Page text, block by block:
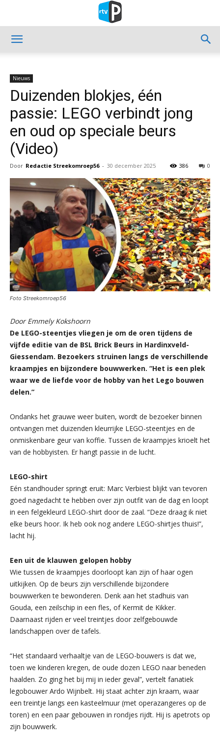
Nieuws
Duizenden blokjes, één
passie: LEGO verbindt jong
en oud op speciale beurs
(Video)
Door Redactie Streekomroep56 - 30 december 2025 0
386
Foto Streekomroep56
Door Emmely Kokshoorn
De LEGO-steentjes vliegen je om de oren tijdens de
vijfde editie van de BSL Brick Beurs in Hardinxveld-
Giessendam. Bezoekers struinen langs de verschillende
kraampjes en bijzondere bouwwerken. “Het is een plek
waar we de liefde voor de hobby van het Lego bouwen
delen.”
Ondanks het grauwe weer buiten, wordt de bezoeker binnen
ontvangen met duizenden kleurrijke LEGO-steentjes en de
onmiskenbare geur van koffie. Tussen de kraampjes krioelt het
van de hobbyisten. Er hangt passie in de lucht.
LEGO-shirt
Eén standhouder springt eruit: Marc Verbiest blijkt van tevoren
goed nagedacht te hebben over zijn outfit van de dag en loopt
in een felgekleurd LEGO-shirt door de zaal. “Deze draag ik niet
elke beurs hoor. Ik heb ook nog andere LEGO-shirtjes thuis!”,
lacht hij.
Een uit de klauwen gelopen hobby
Wie tussen de kraampjes doorloopt kan zijn of haar ogen
uitkijken. Op de beurs zijn verschillende bijzondere
bouwwerken te bewonderen. Denk aan het stadhuis van
Gouda, een zeilschip in een fles, of Kermit de Kikker.
Daarnaast rijden er veel treintjes door zelfgebouwde
landschappen over de tafels.
“Het standaard verhaaltje van de LEGO-bouwers is dat we,
toen we kinderen kregen, de oude dozen LEGO naar beneden
haalden. Zo ging het bij mij in ieder geval”, vertelt fanatiek
legobouwer Ardo Wijnbelt. Hij staat achter zijn kraam, waar
een treintje langs een kasteelmuur (met operazangeres op de
toren) en een paar gebouwen in rondjes rijdt. Hij is apetrots op
zijn bouwwerk.